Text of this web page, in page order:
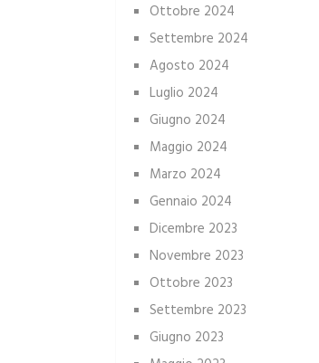
Ottobre 2024
Settembre 2024
Agosto 2024
Luglio 2024
Giugno 2024
Maggio 2024
Marzo 2024
Gennaio 2024
Dicembre 2023
Novembre 2023
Ottobre 2023
Settembre 2023
Giugno 2023